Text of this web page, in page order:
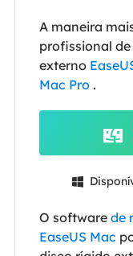
A maneira
profissional
externo
Mac Pro.

O software de
EaseUS Mac